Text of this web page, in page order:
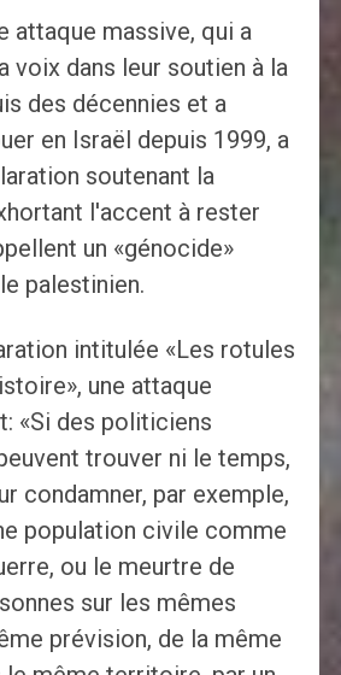
attaque massive, qui a
voix dans leur soutien à la
des décennies et a
en Israël depuis 1999, a
soutenant la
l'accent à rester
un «génocide»
palestinien.
intitulée «Les rotules
une attaque
«Si des politiciens
trouver ni le temps,
condamner, par exemple,
population civile comme
ou le meurtre de
sur les mêmes
prévision, de la même